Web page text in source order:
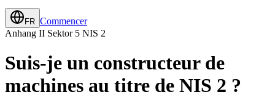
FR Commencer
Anhang II Sektor 5 NIS 2
Suis-je un constructeur de
machines au titre de NIS 2 ?